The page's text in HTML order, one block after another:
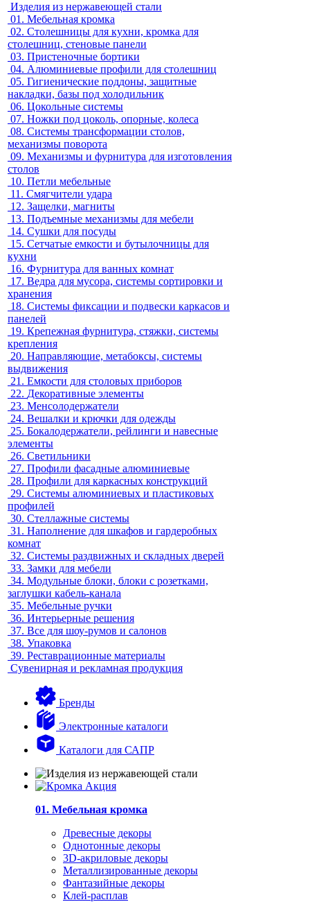
Изделия из нержавеющей стали
01. Мебельная кромка
02. Столешницы для кухни, кромка для
столешниц, стеновые панели
03. Пристеночные бортики
04. Алюминиевые профили для столешниц
05. Гигиенические поддоны, защитные
накладки, базы под холодильник
06. Цокольные системы
07. Ножки под цоколь, опорные, колеса
08. Системы трансформации столов,
механизмы поворота
09. Механизмы и фурнитура для изготовления
столов
10. Петли мебельные
11. Смягчители удара
12. Защелки, магниты
13. Подъемные механизмы для мебели
14. Сушки для посуды
15. Сетчатые емкости и бутылочницы для
кухни
16. Фурнитура для ванных комнат
17. Ведра для мусора, системы сортировки и
хранения
18. Системы фиксации и подвески каркасов и
панелей
19. Крепежная фурнитура, стяжки, системы
крепления
20. Направляющие, метабоксы, системы
выдвижения
21. Емкости для столовых приборов
22. Декоративные элементы
23. Менсолодержатели
24. Вешалки и крючки для одежды
25. Бокалодержатели, рейлинги и навесные
элементы
26. Светильники
27. Профили фасадные алюминиевые
28. Профили для каркасных конструкций
29. Системы алюминиевых и пластиковых
профилей
30. Стеллажные системы
31. Наполнение для шкафов и гардеробных
комнат
32. Системы раздвижных и складных дверей
33. Замки для мебели
34. Модульные блоки, блоки с розетками,
заглушки кабель-канала
35. Мебельные ручки
36. Интерьерные решения
37. Все для шоу-румов и салонов
38. Упаковка
39. Реставрационные материалы
Сувенирная и рекламная продукция
Бренды
Электронные каталоги
Каталоги для САПР
01. Мебельная кромка
Древесные декоры
Однотонные декоры
3D-акриловые декоры
Металлизированные декоры
Фантазийные декоры
Клей-расплав